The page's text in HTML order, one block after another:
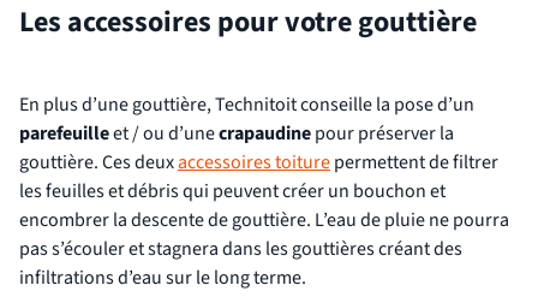
Les accessoires pour votre gouttière
En plus d’une gouttière, Technitoit conseille la pose d’un
parefeuilleet / ou d’unecrapaudinepour préserver la
gouttière. Ces deuxaccessoires toiturepermettent de filtrer
les feuilles et débris qui peuvent créer un bouchon et
encombrer la descente de gouttière. L’eau de pluie ne pourra
pas s’écouler et stagnera dans les gouttières créant des
infiltrations d’eau sur le long terme.